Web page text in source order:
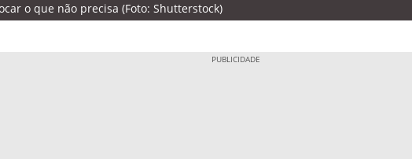
o que não precisa (Foto: Shutterstock)